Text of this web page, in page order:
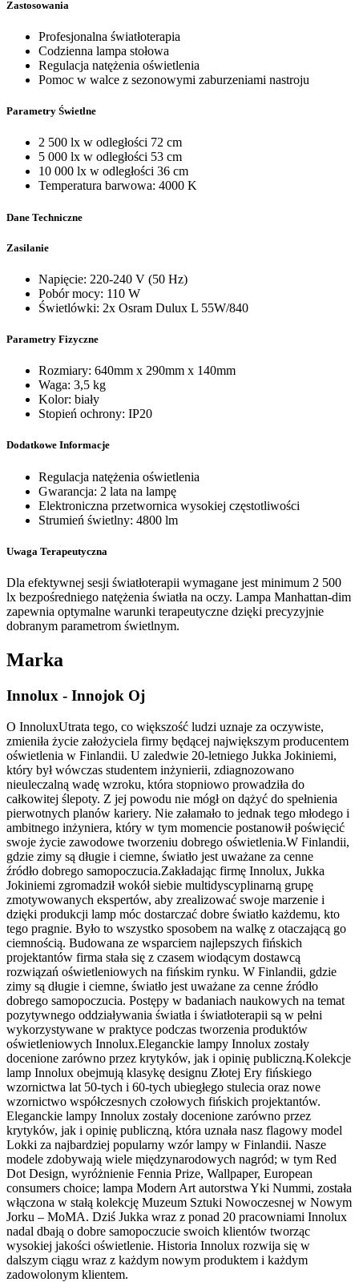
Zastosowania
Profesjonalna światłoterapia
Codzienna lampa stołowa
Regulacja natężenia oświetlenia
Pomoc w walce z sezonowymi zaburzeniami nastroju
Parametry Świetlne
2 500 lx w odległości 72 cm
5 000 lx w odległości 53 cm
10 000 lx w odległości 36 cm
Temperatura barwowa: 4000 K
Dane Techniczne
Zasilanie
Napięcie: 220-240 V (50 Hz)
Pobór mocy: 110 W
Świetlówki: 2x Osram Dulux L 55W/840
Parametry Fizyczne
Rozmiary: 640mm x 290mm x 140mm
Waga: 3,5 kg
Kolor: biały
Stopień ochrony: IP20
Dodatkowe Informacje
Regulacja natężenia oświetlenia
Gwarancja: 2 lata na lampę
Elektroniczna przetwornica wysokiej częstotliwości
Strumień świetlny: 4800 lm
Uwaga Terapeutyczna
Dla efektywnej sesji światłoterapii wymagane jest minimum 2 500
lx bezpośredniego natężenia światła na oczy. Lampa Manhattan-dim
zapewnia optymalne warunki terapeutyczne dzięki precyzyjnie
dobranym parametrom świetlnym.
Marka
Innolux - Innojok Oj
O InnoluxUtrata tego, co większość ludzi uznaje za oczywiste,
zmieniła życie założyciela firmy będącej największym producentem
oświetlenia w Finlandii. U zaledwie 20-letniego Jukka Jokiniemi,
który był wówczas studentem inżynierii, zdiagnozowano
nieuleczalną wadę wzroku, która stopniowo prowadziła do
całkowitej ślepoty. Z jej powodu nie mógł on dążyć do spełnienia
pierwotnych planów kariery. Nie załamało to jednak tego młodego i
ambitnego inżyniera, który w tym momencie postanowił poświęcić
swoje życie zawodowe tworzeniu dobrego oświetlenia.W Finlandii,
gdzie zimy są długie i ciemne, światło jest uważane za cenne
źródło dobrego samopoczucia.Zakładając firmę Innolux, Jukka
Jokiniemi zgromadził wokół siebie multidyscyplinarną grupę
zmotywowanych ekspertów, aby zrealizować swoje marzenie i
dzięki produkcji lamp móc dostarczać dobre światło każdemu, kto
tego pragnie. Było to wszystko sposobem na walkę z otaczającą go
ciemnością. Budowana ze wsparciem najlepszych fińskich
projektantów firma stała się z czasem wiodącym dostawcą
rozwiązań oświetleniowych na fińskim rynku. W Finlandii, gdzie
zimy są długie i ciemne, światło jest uważane za cenne źródło
dobrego samopoczucia. Postępy w badaniach naukowych na temat
pozytywnego oddziaływania światła i światłoterapii są w pełni
wykorzystywane w praktyce podczas tworzenia produktów
oświetleniowych Innolux.Eleganckie lampy Innolux zostały
docenione zarówno przez krytyków, jak i opinię publiczną.Kolekcje
lamp Innolux obejmują klasykę designu Złotej Ery fińskiego
wzornictwa lat 50-tych i 60-tych ubiegłego stulecia oraz nowe
wzornictwo współczesnych czołowych fińskich projektantów.
Eleganckie lampy Innolux zostały docenione zarówno przez
krytyków, jak i opinię publiczną, która uznała nasz flagowy model
Lokki za najbardziej popularny wzór lampy w Finlandii. Nasze
modele zdobywają wiele międzynarodowych nagród; w tym Red
Dot Design, wyróżnienie Fennia Prize, Wallpaper, European
consumers choice; lampa Modern Art autorstwa Yki Nummi, została
włączona w stałą kolekcję Muzeum Sztuki Nowoczesnej w Nowym
Jorku – MoMA. Dziś Jukka wraz z ponad 20 pracowniami Innolux
nadal dbają o dobre samopoczucie swoich klientów tworząc
wysokiej jakości oświetlenie. Historia Innolux rozwija się w
dalszym ciągu wraz z każdym nowym produktem i każdym
zadowolonym klientem.